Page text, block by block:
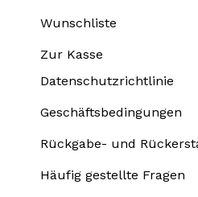
Wunschliste
Zur Kasse
Datenschutzrichtlinie
Geschäftsbedingungen
Rückgabe- und
Häufig gestellte Fragen